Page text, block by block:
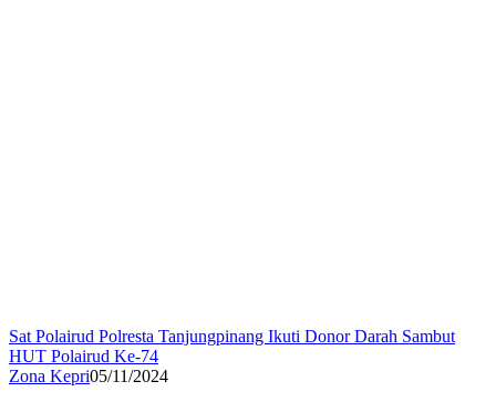
Sat Polairud Polresta Tanjungpinang Ikuti Donor Darah Sambut
HUT Polairud Ke-74
Zona Kepri05/11/2024